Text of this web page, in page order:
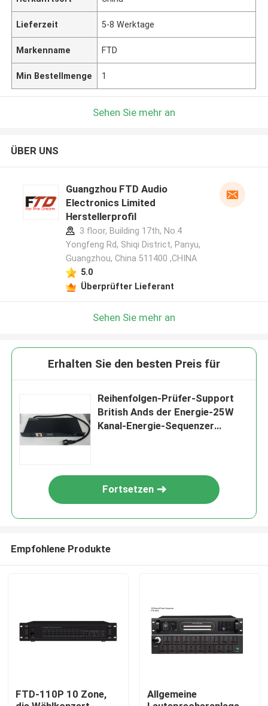
Lieferzeit 5-8 Werktage
Markenname FTD
Min Bestellmenge 1
Sehen Sie mehr an
ÜBER UNS
Guangzhou FTD Audio
Electronics Limited
Herstellerprofil
3 floor, Building 17th, No.4
Yongfeng Rd, Shiqi District, Panyu,
Guangzhou, China 511400 ,CHINA
5.0
Überprüfter Lieferant
Sehen Sie mehr an
Erhalten Sie den besten Preis für
Reihenfolgen-Prüfer-Support
British Ands der Energie-25W
Kanal-Energie-Sequenzer
Fortsetzen
Empfohlene Produkte
FTD-110P 10 Zone,
Allgemeine